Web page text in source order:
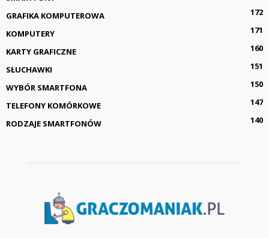
GRAFIKA KOMPUTEROWA
172
KOMPUTERY
171
KARTY GRAFICZNE
160
SŁUCHAWKI
151
WYBÓR SMARTFONA
150
TELEFONY KOMÓRKOWE
147
RODZAJE SMARTFONÓW
140